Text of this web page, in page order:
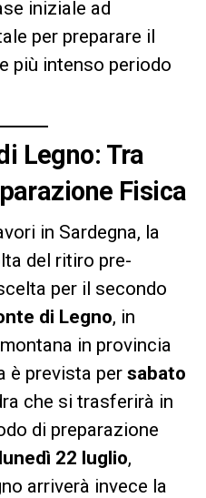
iniziale ad
per preparare il
più intenso periodo
Legno: Tra
Fisica
in Sardegna, la
del ritiro pre-
per il secondo
di Legno, in
in provincia
è prevista per sabato
che si trasferirà in
di preparazione
lunedì 22 luglio,
arriverà invece la